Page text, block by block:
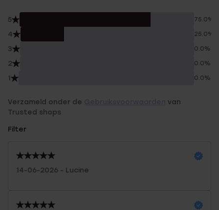
5 75.0%
4 25.0%
3 0.0%
2 0.0%
1 0.0%
Verzameld onder de
van
Trusted shops
Filter
14-06-2026 - Lucine